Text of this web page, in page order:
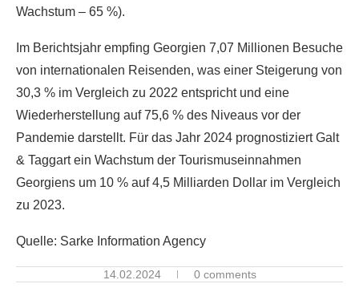
Wachstum – 65 %).
Im Berichtsjahr empfing Georgien 7,07 Millionen Besuche
von internationalen Reisenden, was einer Steigerung von
30,3 % im Vergleich zu 2022 entspricht und eine
Wiederherstellung auf 75,6 % des Niveaus vor der
Pandemie darstellt. Für das Jahr 2024 prognostiziert Galt
& Taggart ein Wachstum der Tourismuseinnahmen
Georgiens um 10 % auf 4,5 Milliarden Dollar im Vergleich
zu 2023.
Quelle: Sarke Information Agency
14.02.2024 0 comments